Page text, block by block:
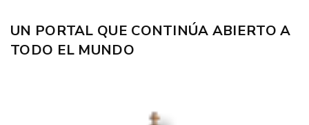
UN PORTAL QUE CONTINÚA ABIERTO A
TODO EL MUNDO